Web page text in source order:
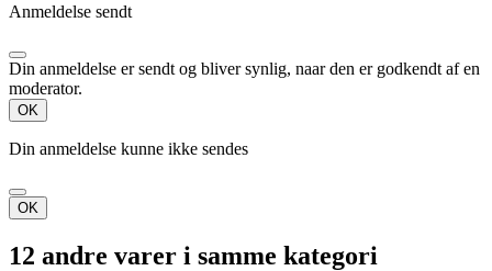
Anmeldelse sendt
Din anmeldelse er sendt og bliver synlig, naar den er godkendt af en
moderator.
OK
Din anmeldelse kunne ikke sendes
OK
12 andre varer i samme kategori